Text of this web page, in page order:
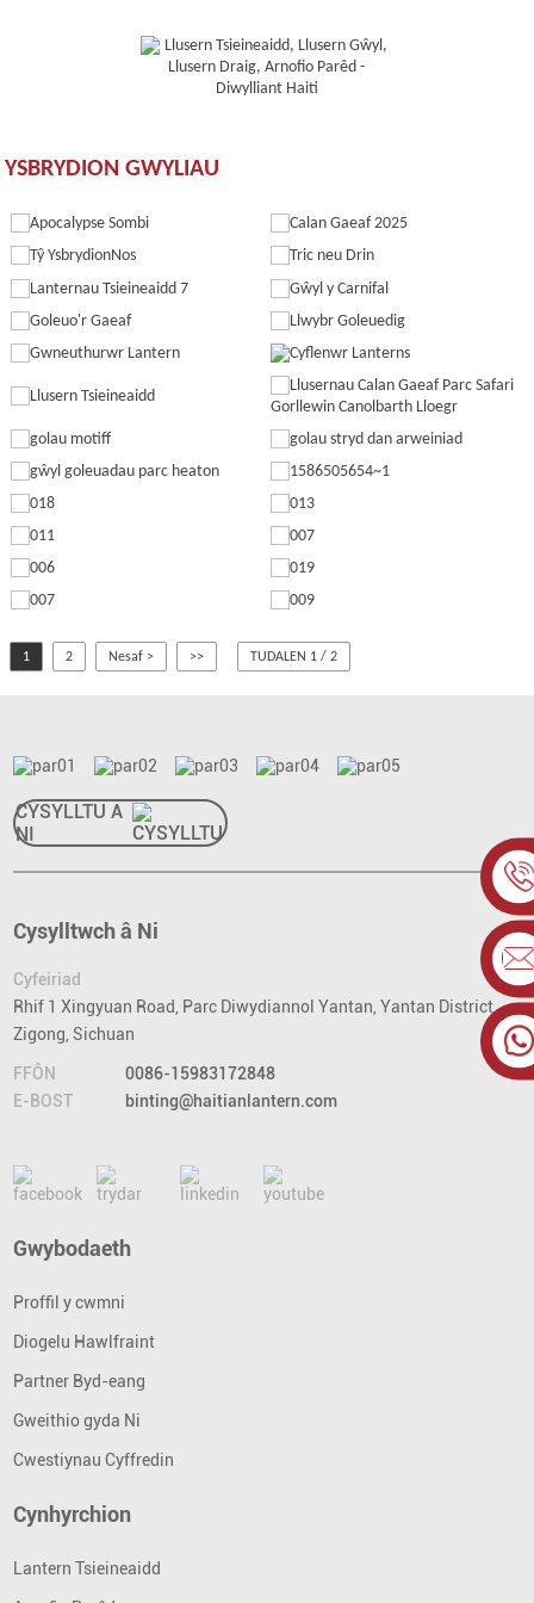
YSBRYDION GWYLIAU
1 2 Nesaf > >> TUDALEN 1 / 2
CYSYLLTU Â
NI
Cysylltwch â Ni
Cyfeiriad
Rhif 1 Xingyuan Road, Parc Diwydiannol Yantan, Yantan District,
Zigong, Sichuan
FFÔN
0086-15983172848
E-BOST
binting@haitianlantern.com
Gwybodaeth
Proffil y cwmni
Diogelu Hawlfraint
Partner Byd-eang
Gweithio gyda Ni
Cwestiynau Cyffredin
Cynhyrchion
Lantern Tsieineaidd